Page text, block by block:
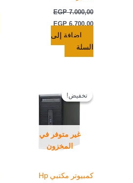
EGP7.000,00
EGP6.700,00
إضافة إلى
السلة
تخفيض!
غير متوفر في
المخزون
تخفيض!
كمبيوتر مكتبي Hp
هو:
EGP 3.500,00.
هو:
EGP 3.300,00.